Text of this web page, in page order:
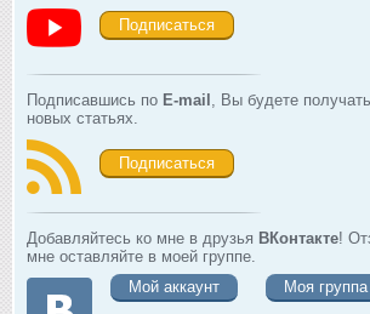
Подписаться
Подписавшись по E-mail , Вы будете
новых статьях.
Подписаться
Добавляйтесь ко мне в друзья ВКонтакте!
мне оставляйте в моей группе.
Мой аккаунт
Моя группа